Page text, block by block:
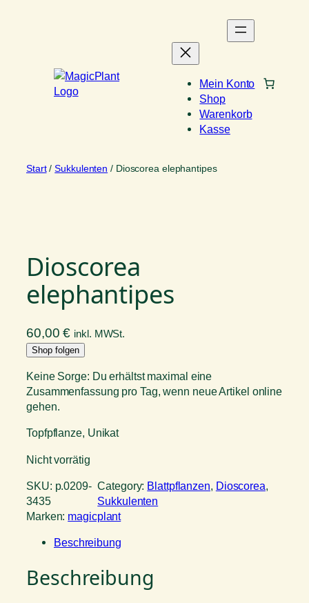
Mein Konto
Shop
Warenkorb
Kasse
Start/Sukkulenten / Dioscorea elephantipes
Dioscorea
elephantipes
60,00€ inkl. MWSt.
Shop folgen
Keine Sorge: Du erhältst maximal eine
Zusammenfassung pro Tag, wenn neue Artikel online
gehen.
Topfpflanze, Unikat
Nicht vorrätig
SKU: p.0209-
3435
Category: Blattpflanzen, Dioscorea
Sukkulenten
Marken: magicplant
Beschreibung
Beschreibung